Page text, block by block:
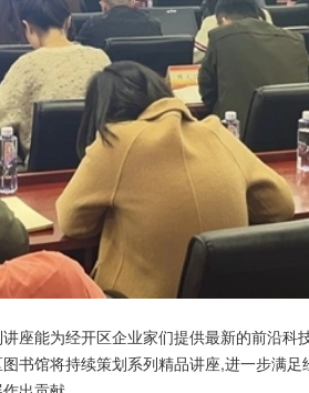
座能为经开区企业家们提供最新的前沿科
书馆将持续策划系列精品讲座,进一步满